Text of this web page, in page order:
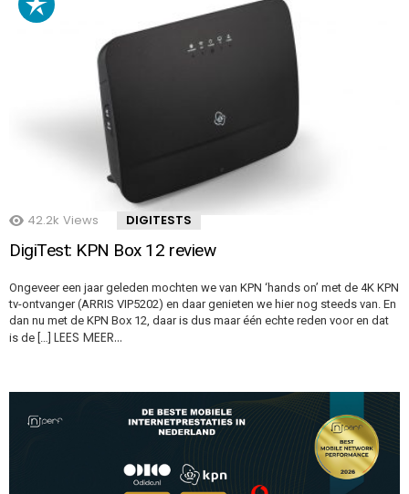
42.2k Views DIGITESTS
DigiTest: KPN Box 12 review
Ongeveer een jaar geleden mochten we van KPN ‘hands on’ met de 4K KPN
tv-ontvanger (ARRIS VIP5202) en daar genieten we hier nog steeds van. En
dan nu met de KPN Box 12, daar is dus maar één echte reden voor en dat
is de […] LEES MEER…